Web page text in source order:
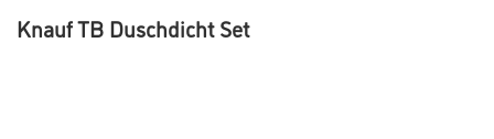
Knauf TB Duschdicht Set